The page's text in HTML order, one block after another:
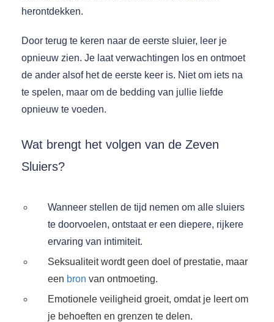
herontdekken.
Door terug te keren naar de eerste sluier, leer je
opnieuw zien. Je laat verwachtingen los en ontmoet
de ander alsof het de eerste keer is. Niet om iets na
te spelen, maar om de bedding van jullie liefde
opnieuw te voeden.
Wat brengt het volgen van de Zeven
Sluiers?
Wanneer stellen de tijd nemen om alle sluiers
te doorvoelen, ontstaat er een diepere, rijkere
ervaring van intimiteit.
Seksualiteit wordt geen doel of prestatie, maar
een bron van ontmoeting.
Emotionele veiligheid groeit, omdat je leert om
je behoeften en grenzen te delen.